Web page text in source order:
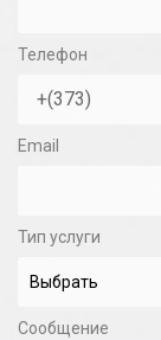
Телефон
Email
Тип услуги
Сообщение